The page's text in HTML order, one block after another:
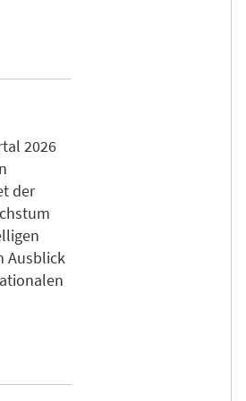
2026
der
Ausblick